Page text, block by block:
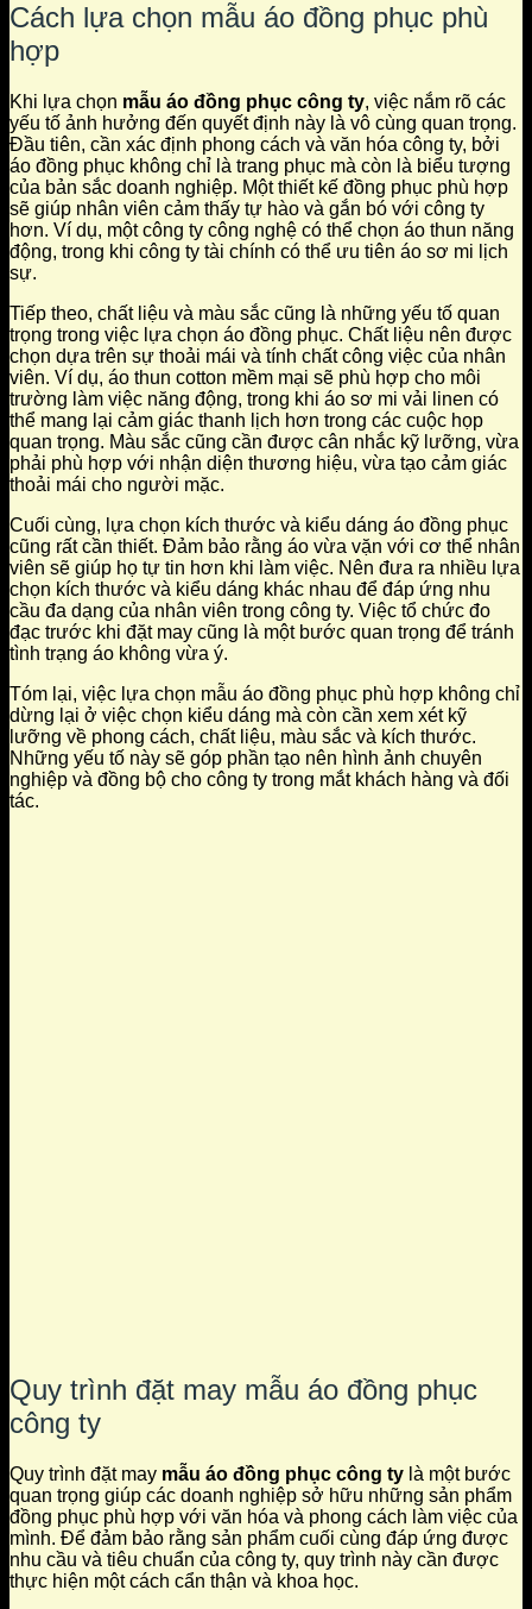
Cách lựa chọn mẫu áo đồng phục phù
hợp
Khi lựa chọn mẫu áo đồng phục công ty, việc nắm rõ các
yếu tố ảnh hưởng đến quyết định này là vô cùng quan trọng.
Đầu tiên, cần xác định phong cách và văn hóa công ty, bởi
áo đồng phục không chỉ là trang phục mà còn là biểu tượng
của bản sắc doanh nghiệp. Một thiết kế đồng phục phù hợp
sẽ giúp nhân viên cảm thấy tự hào và gắn bó với công ty
hơn. Ví dụ, một công ty công nghệ có thể chọn áo thun năng
động, trong khi công ty tài chính có thể ưu tiên áo sơ mi lịch
sự.
Tiếp theo, chất liệu và màu sắc cũng là những yếu tố quan
trọng trong việc lựa chọn áo đồng phục. Chất liệu nên được
chọn dựa trên sự thoải mái và tính chất công việc của nhân
viên. Ví dụ, áo thun cotton mềm mại sẽ phù hợp cho môi
trường làm việc năng động, trong khi áo sơ mi vải linen có
thể mang lại cảm giác thanh lịch hơn trong các cuộc họp
quan trọng. Màu sắc cũng cần được cân nhắc kỹ lưỡng, vừa
phải phù hợp với nhận diện thương hiệu, vừa tạo cảm giác
thoải mái cho người mặc.
Cuối cùng, lựa chọn kích thước và kiểu dáng áo đồng phục
cũng rất cần thiết. Đảm bảo rằng áo vừa vặn với cơ thể nhân
viên sẽ giúp họ tự tin hơn khi làm việc. Nên đưa ra nhiều lựa
chọn kích thước và kiểu dáng khác nhau để đáp ứng nhu
cầu đa dạng của nhân viên trong công ty. Việc tổ chức đo
đạc trước khi đặt may cũng là một bước quan trọng để tránh
tình trạng áo không vừa ý.
Tóm lại, việc lựa chọn mẫu áo đồng phục phù hợp không chỉ
dừng lại ở việc chọn kiểu dáng mà còn cần xem xét kỹ
lưỡng về phong cách, chất liệu, màu sắc và kích thước.
Những yếu tố này sẽ góp phần tạo nên hình ảnh chuyên
nghiệp và đồng bộ cho công ty trong mắt khách hàng và đối
tác.
Quy trình đặt may mẫu áo đồng phục
công ty
Quy trình đặt may mẫu áo đồng phục công ty là một bước
quan trọng giúp các doanh nghiệp sở hữu những sản phẩm
đồng phục phù hợp với văn hóa và phong cách làm việc của
mình. Để đảm bảo rằng sản phẩm cuối cùng đáp ứng được
nhu cầu và tiêu chuẩn của công ty, quy trình này cần được
thực hiện một cách cẩn thận và khoa học.